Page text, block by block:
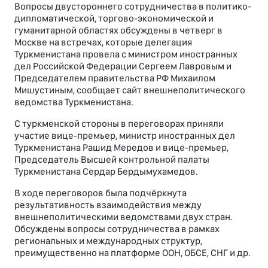
Вопросы двустороннего сотрудничества в политико-
дипломатической, торгово-экономической и
гуманитарной областях обсуждены в четверг в
Москве на встречах, которые делегация
Туркменистана провела с министром иностранных
дел Российской Федерации Сергеем Лавровым и
Председателем правительства РФ Михаилом
Мишустиным, сообщает сайт внешнеполитического
ведомства Туркменистана.
С туркменской стороны в переговорах приняли
участие вице-премьер, министр иностранных дел
Туркменистана Рашид Мередов и вице-премьер,
Председатель Высшей контрольной палаты
Туркменистана Сердар Бердымухамедов.
В ходе переговоров была подчёркнута
результативность взаимодействия между
внешнеполитическими ведомствами двух стран.
Обсуждены вопросы сотрудничества в рамках
региональных и международных структур,
преимущественно на платформе ООН, ОБСЕ, СНГ и др.